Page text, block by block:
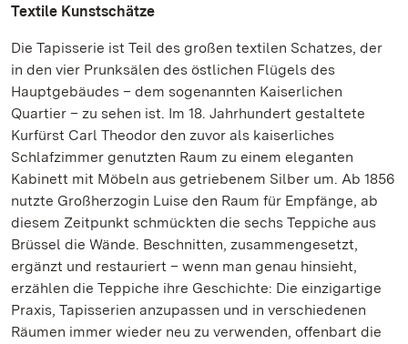
Textile Kunstschätze
Die Tapisserie ist Teil des großen textilen Schatzes, der
in den vier Prunksälen des östlichen Flügels des
Hauptgebäudes – dem sogenannten Kaiserlichen
Quartier – zu sehen ist. Im 18. Jahrhundert gestaltete
Kurfürst Carl Theodor den zuvor als kaiserliches
Schlafzimmer genutzten Raum zu einem eleganten
Kabinett mit Möbeln aus getriebenem Silber um. Ab 1856
nutzte Großherzogin Luise den Raum für Empfänge, ab
diesem Zeitpunkt schmückten die sechs Teppiche aus
Brüssel die Wände. Beschnitten, zusammengesetzt,
ergänzt und restauriert – wenn man genau hinsieht,
erzählen die Teppiche ihre Geschichte: Die einzigartige
Praxis, Tapisserien anzupassen und in verschiedenen
Räumen immer wieder neu zu verwenden, offenbart die